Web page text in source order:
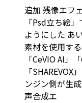
追加 残像エフ
「Psd立ち絵
ようにした あ
素材を使用する
「CeVIO AI」
「
ンジン側が生
声合成エ